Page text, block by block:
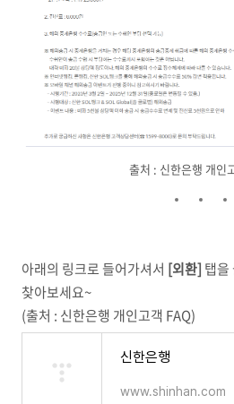
출처 : 신한은행 개인
아래의 링크로 들어가셔서 [외환] 탭을
찾아보세요~
(출처 : 신한은행 개인고객 FAQ)
신한은행
www.shinhan.com